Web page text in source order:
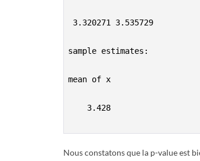
3.320271 3.535729
sample estimates:
mean of x
3.428
Nous constatons que la p-value est